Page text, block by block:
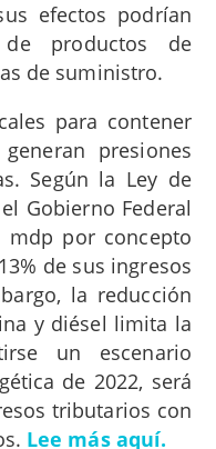
efectos podrían
productos de
de suministro.
para contener
presiones
Según la Ley de
Gobierno Federal
mdp por concepto
de sus ingresos
la reducción
y diésel limita la
un escenario
de 2022, será
tributarios con
Lee más aquí.